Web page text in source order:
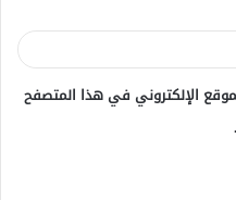
الإلكتروني في هذا المتصفح